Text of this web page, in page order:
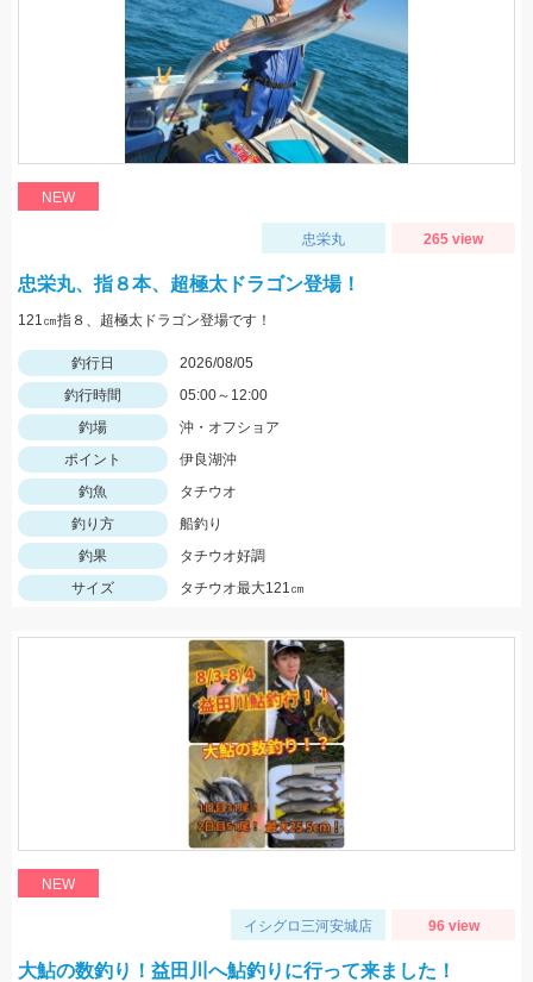
NEW
忠栄丸 265 view
忠栄丸、指８本、超極太ドラゴン登場！
121㎝指８、超極太ドラゴン登場です！
釣行日
2026/08/05
釣行時間
05:00～12:00
釣場
沖・オフショア
ポイント
伊良湖沖
釣魚
タチウオ
釣り方
船釣り
釣果
タチウオ好調
サイズ
タチウオ最大121㎝
NEW
イシグロ三河安城店 96 view
大鮎の数釣り！益田川へ鮎釣りに行って来ました！